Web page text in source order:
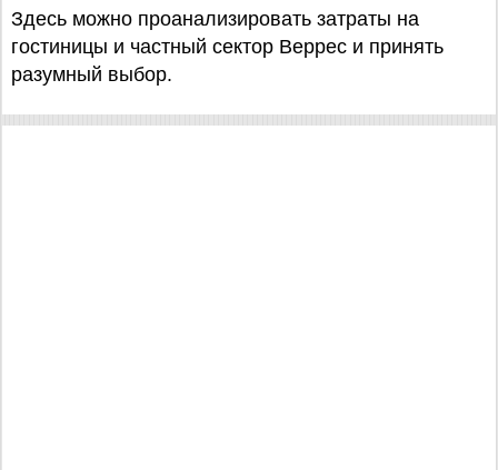
Здесь можно проанализировать затраты на
гостиницы и частный сектор Веррес и принять
разумный выбор.